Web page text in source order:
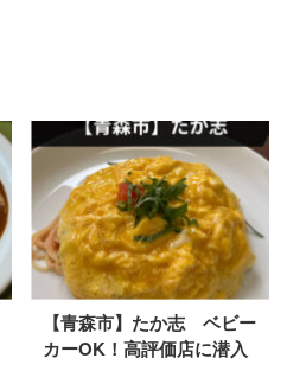
【青森市】たか志 ベビー
カーOK！高評価店に潜入